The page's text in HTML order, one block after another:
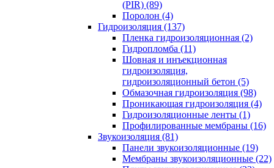
(PIR) (89)
Поролон (4)
Гидроизоляция (137)
Пленка гидроизоляционная (2)
Гидропломба (11)
Шовная и инъекционная
гидроизоляция,
гидроизоляционный бетон (5)
Обмазочная гидроизоляция (98)
Проникающая гидроизоляция (4)
Гидроизоляционные ленты (1)
Профилированные мембраны (16)
Звукоизоляция (81)
Панели звукоизоляционные (19)
Мембраны звукоизоляционные (22)